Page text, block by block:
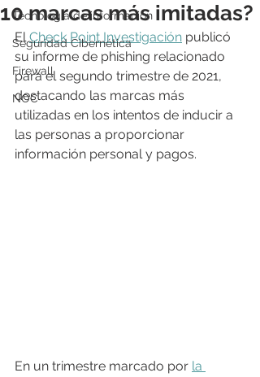
Tecnología de información
Seguridad Cibernética
Firewall
NOC
10 marcas más imitadas?
El Check Point Investigación publicó
su informe de phishing relacionado
para el segundo trimestre de 2021,
destacando las marcas más
utilizadas en los intentos de inducir a
las personas a proporcionar
información personal y pagos.
En un trimestre marcado por la